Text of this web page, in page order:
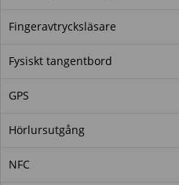
Fingeravtrycksläsare
Fysiskt tangentbord
GPS
Hörlursutgång
NFC